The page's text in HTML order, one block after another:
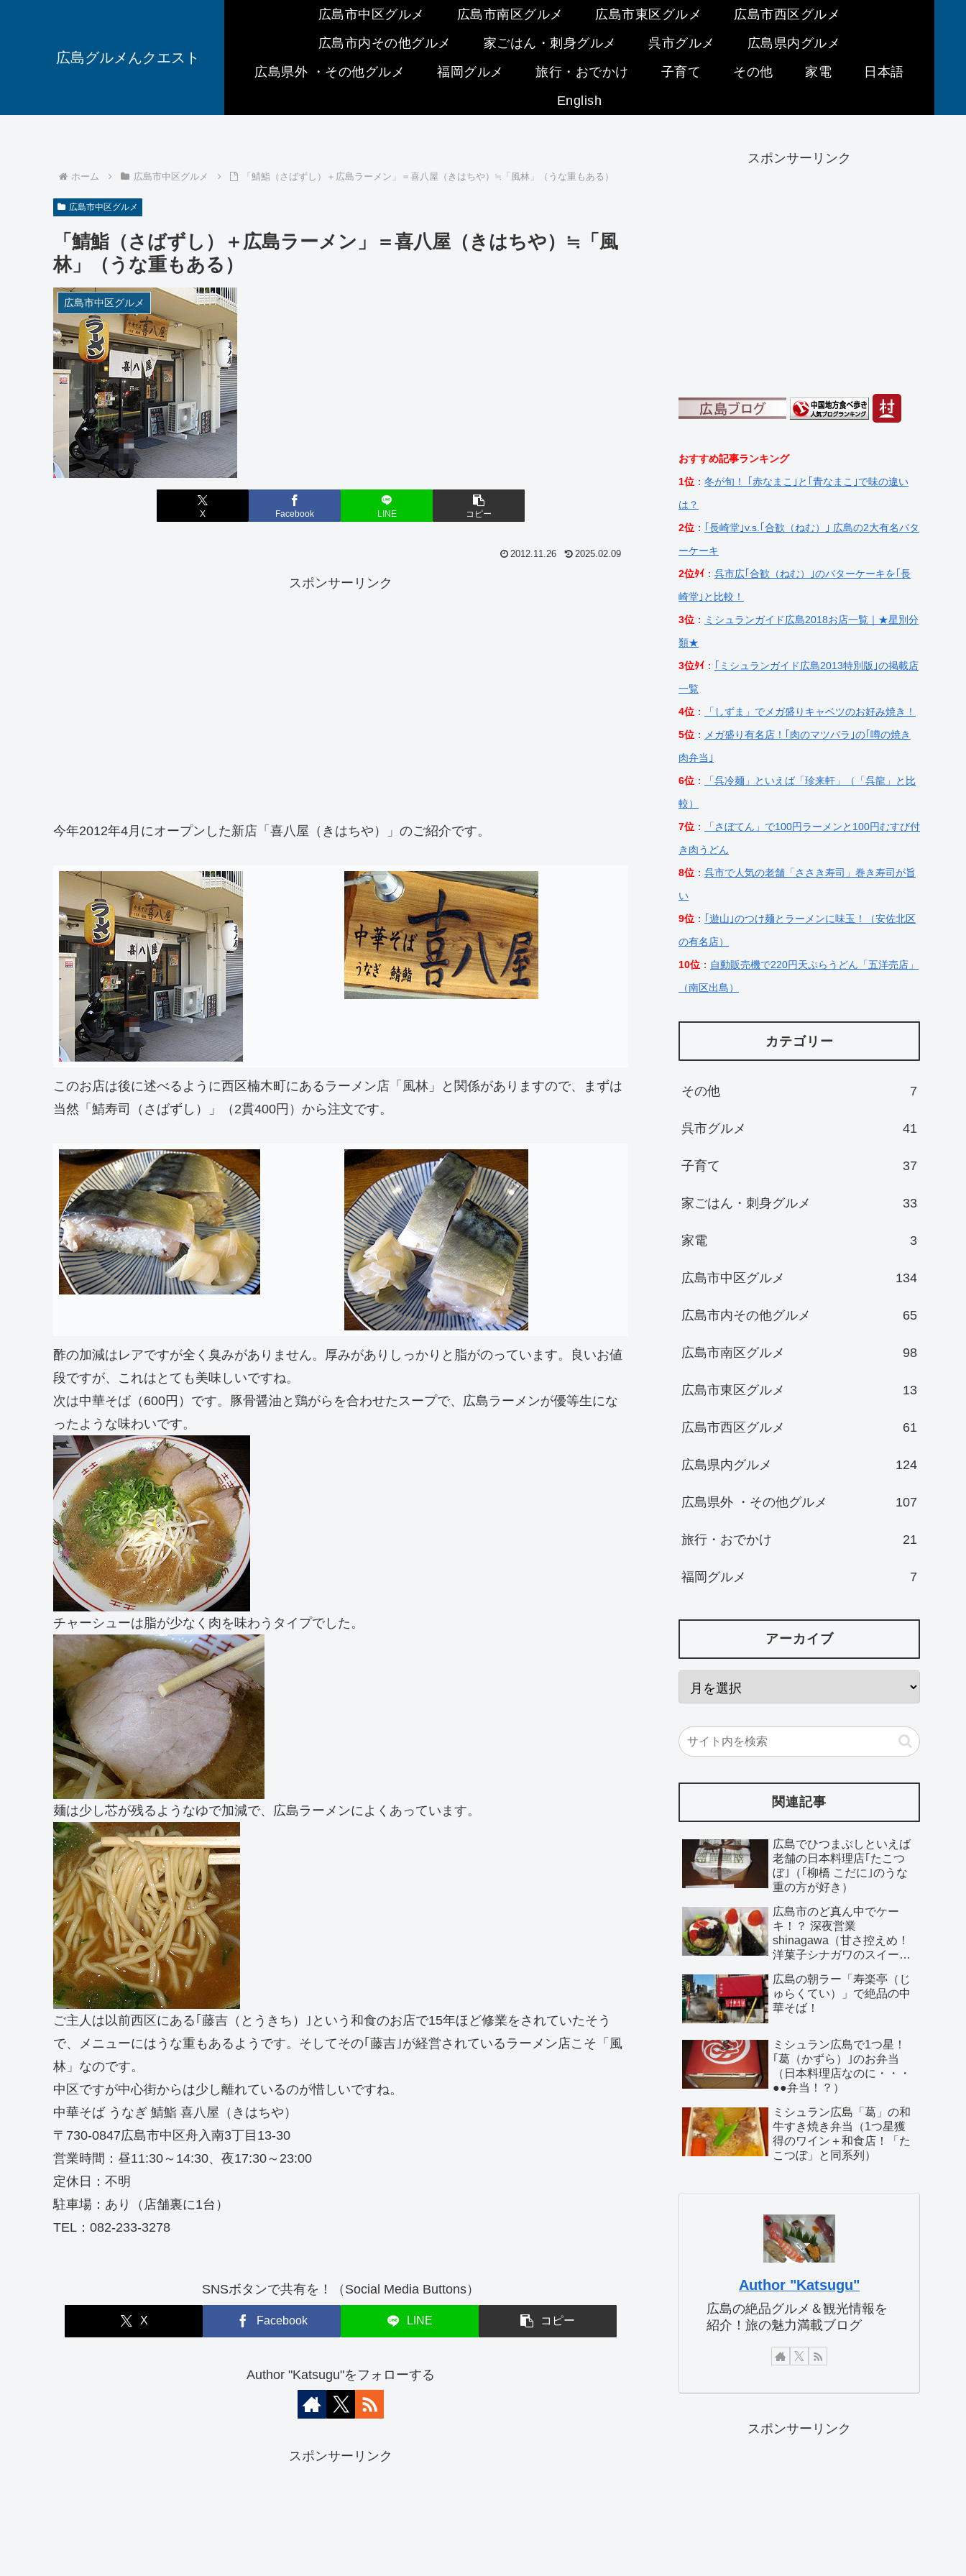
広島グルメんクエスト
広島市中区グルメ 広島市南区グルメ 広島市東区グルメ
広島市西区グルメ
広島市内その他グルメ
家ごはん・刺身グルメ 呉市グルメ
広島県内グルメ
広島県外 ・その他グルメ
福岡グルメ 旅行・おでかけ 子育て その他 家電
日本語
English
ホーム 広島市中区グルメ 「鯖鮨（さばずし）＋広島ラーメン」＝喜八屋（きはちや）≒「風林」（うな重もある）
広島市中区グルメ
「鯖鮨（さばずし）＋広島ラーメン」＝喜八屋（きはちや）≒「風
林」（うな重もある）
広島市中区グルメ
X Facebook LINE コピー
2012.11.26 2025.02.09
スポンサーリンク
今年2012年4月にオープンした新店「喜八屋（きはちや）」のご紹介です。
このお店は後に述べるように西区楠木町にあるラーメン店「風林」と関係がありますので、まずは
当然「鯖寿司（さばずし）」（2貫400円）から注文です。
酢の加減はレアですが全く臭みがありません。厚みがありしっかりと脂がのっています。良いお値
段ですが、これはとても美味しいですね。
次は中華そば（600円）です。豚骨醤油と鶏がらを合わせたスープで、広島ラーメンが優等生にな
ったような味わいです。
チャーシューは脂が少なく肉を味わうタイプでした。
麺は少し芯が残るようなゆで加減で、広島ラーメンによくあっています。
ご主人は以前西区にある｢藤吉（とうきち）｣という和食のお店で15年ほど修業をされていたそう
で、メニューにはうな重もあるようです。そしてその｢藤吉｣が経営されているラーメン店こそ「風
林」なのです。
中区ですが中心街からは少し離れているのが惜しいですね。
中華そば うなぎ 鯖鮨 喜八屋（きはちや）
〒730-0847広島市中区舟入南3丁目13-30
営業時間：昼11:30～14:30、夜17:30～23:00
定休日：不明
駐車場：あり（店舗裏に1台）
TEL：082-233-3278
SNSボタンで共有を！（Social Media Buttons）
X Facebook LINE コピー
Author "Katsugu"をフォローする
スポンサーリンク
スポンサーリンク
おすすめ記事ランキング
1位 ： 冬が旬！ ｢赤なまこ｣と｢青なまこ｣で味の違い
は？
2位 ：
｢長崎堂｣v.s.｢合歓（ねむ）｣ 広島の2大有名バタ
ーケーキ
2位ﾀｲ ： 呉市広｢合歓（ねむ）｣のバターケーキを｢長
崎堂｣と比較！
3位 ： ミシュランガイド広島2018お店一覧｜★星別分
類★
3位ﾀｲ ：
｢ミシュランガイド広島2013特別版｣の掲載店
一覧
4位 ：
「しずま」でメガ盛りキャベツのお好み焼き！
5位 ：
メガ盛り有名店！｢肉のマツバラ｣の｢噂の焼き
肉弁当｣
6位 ：
「呉冷麺」といえば「珍来軒」（「呉龍」と比
較）
7位 ：
「さぼてん」で100円ラーメンと100円むすび付
き肉うどん
8位 ： 呉市で人気の老舗「ささき寿司」巻き寿司が旨
い
9位 ：
｢遊山｣のつけ麺とラーメンに味玉！（安佐北区
の有名店）
10位 ： 自動販売機で220円天ぷらうどん「五洋売店」
（南区出島）
カテゴリー
その他 7
呉市グルメ 41
子育て 37
家ごはん・刺身グルメ 33
家電 3
広島市中区グルメ 134
広島市内その他グルメ 65
広島市南区グルメ 98
広島市東区グルメ 13
広島市西区グルメ 61
広島県内グルメ 124
広島県外 ・その他グルメ 107
旅行・おでかけ 21
福岡グルメ 7
アーカイブ
関連記事
広島でひつまぶしといえば
老舗の日本料理店｢たこつ
ぼ｣（｢柳橋 こだに｣のうな
重の方が好き）
広島市のど真ん中でケー
キ！？ 深夜営業
shinagawa（甘さ控えめ！
洋菓子シナガワのスイー
広島の朝ラー「寿楽亭（じ
ゅらくてい）」で絶品の中
華そば！
ミシュラン広島で1つ星！
｢葛（かずら）｣のお弁当
（日本料理店なのに・・・
●●弁当！？）
ミシュラン広島「葛」の和
牛すき焼き弁当（1つ星獲
得のワイン＋和食店！「た
こつぼ」と同系列）
Author "Katsugu"
広島の絶品グルメ＆観光情報を
紹介！旅の魅力満載ブログ
スポンサーリンク